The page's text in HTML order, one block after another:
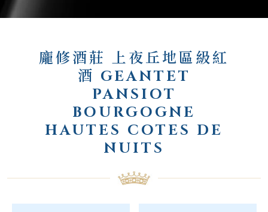
龐修酒莊 上夜丘地區級紅
酒 GEANTET
PANSIOT
BOURGOGNE
HAUTES COTES DE
NUITS